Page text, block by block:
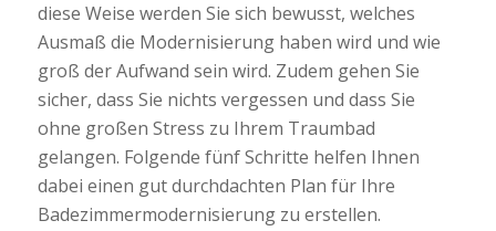
diese Weise werden Sie sich bewusst, welches
Ausmaß die Modernisierung haben wird und wie
groß der Aufwand sein wird. Zudem gehen Sie
sicher, dass Sie nichts vergessen und dass Sie
ohne großen Stress zu Ihrem Traumbad
gelangen. Folgende fünf Schritte helfen Ihnen
dabei einen gut durchdachten Plan für Ihre
Badezimmermodernisierung zu erstellen.